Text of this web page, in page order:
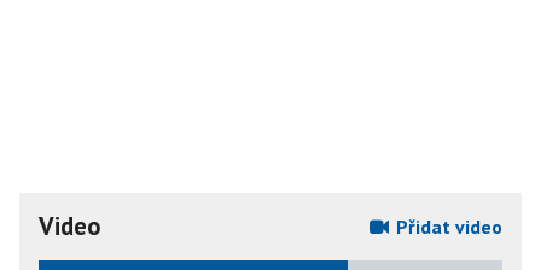
Video Přidat video